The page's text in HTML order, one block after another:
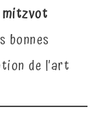
mitzvot
bonnes
de l’art